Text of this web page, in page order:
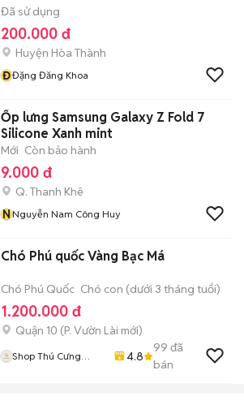
Đã sử dụng
200.000 đ
Huyện Hòa Thành
ĐĐặng Đăng Khoa
Ốp lưng Samsung Galaxy Z Fold 7
Silicone Xanh mint
Mới Còn bảo hành
9.000 đ
Q. Thanh Khê
NNguyễn Nam Công Huy
Chó Phú quốc Vàng Bạc Má
Chó Phú Quốc Chó con (dưới 3 tháng tuổi)
1.200.000 đ
Quận 10 (P. Vườn Lài mới)
Shop Thú Cưng
4.8
99 đã
bán